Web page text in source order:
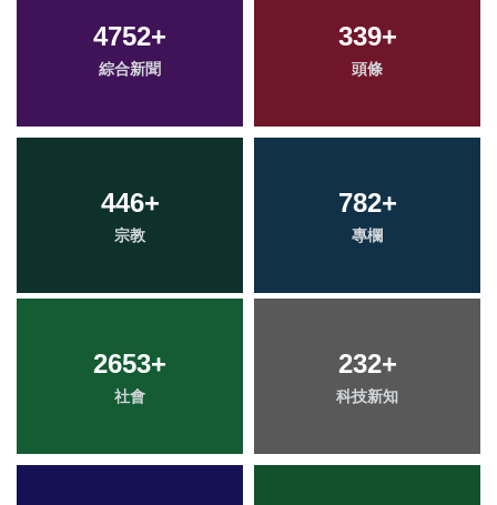
4752+
綜合新聞
339+
頭條
446+
宗教
782+
專欄
2653+
社會
232+
科技新知